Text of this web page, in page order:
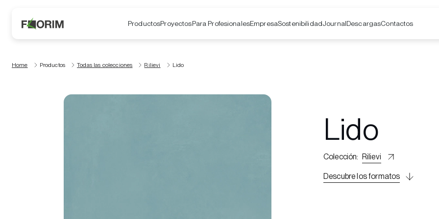
ProductosProyectosPara ProfesionalesEmpresaSostenibilidadJournalDescargasContactos
Home Productos Todas las colecciones Rilievi Lido
Lido
Colección: Rilievi
Descubre los formatos